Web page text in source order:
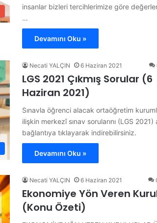
insanlar bizleri tercihlerimize göre
…
Devamını Oku »
Necati YALÇIN 6 Haziran 2021
LGS 2021 Çıkmış Sorular (6
Haziran 2021)
Sınavla öğrenci alacak ortaöğretim
ilişkin merkezî sınav sorularını (LGS 2021)
bağlantıya tıklayarak indirebilirsiniz.
Devamını Oku »
Necati YALÇIN 6 Haziran 2021
Ekonomiye Yön Veren
(Konu Özeti)